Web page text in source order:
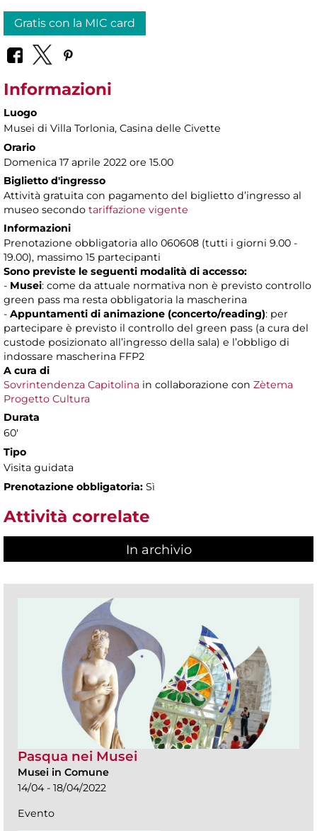
Gratis con la MIC card
Informazioni
Luogo
Musei di Villa Torlonia, Casina delle Civette
Orario
Domenica 17 aprile 2022 ore 15.00
Biglietto d'ingresso
Attività gratuita con pagamento del biglietto d’ingresso al
museo secondo tariffazione vigente
Informazioni
Prenotazione obbligatoria allo 060608 (tutti i giorni 9.00 -
19.00), massimo 15 partecipanti
Sono previste le seguenti modalità di accesso:
- Musei: come da attuale normativa non è previsto controllo
green pass ma resta obbligatoria la mascherina
- Appuntamenti di animazione (concerto/reading): per
partecipare è previsto il controllo del green pass (a cura del
custode posizionato all’ingresso della sala) e l’obbligo di
indossare mascherina FFP2
A cura di
Sovrintendenza Capitolina in collaborazione con Zètema
Progetto Cultura
Durata
60'
Tipo
Visita guidata
Prenotazione obbligatoria: Sì
Attività correlate
In archivio
Pasqua nei Musei
Musei in Comune
14/04 - 18/04/2022
Evento